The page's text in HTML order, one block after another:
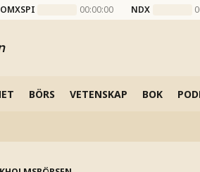
OMXSPI 00:00:00 NDX
BÖRS VETENSKAP BOK